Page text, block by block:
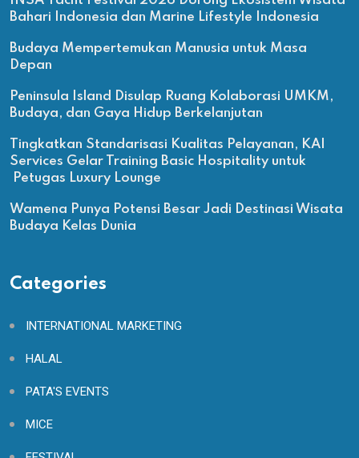
Bahari Indonesia dan Marine Lifestyle Indonesia
Budaya Mempertemukan Manusia untuk Masa
Depan
Peninsula Island Disulap Ruang Kolaborasi UMKM,
Budaya, dan Gaya Hidup Berkelanjutan
Tingkatkan Standarisasi Kualitas Pelayanan, KAI
Services Gelar Training Basic Hospitality untuk
Petugas Luxury Lounge
Wamena Punya Potensi Besar Jadi Destinasi Wisata
Budaya Kelas Dunia
Categories
INTERNATIONAL MARKETING
HALAL
PATA'S EVENTS
MICE